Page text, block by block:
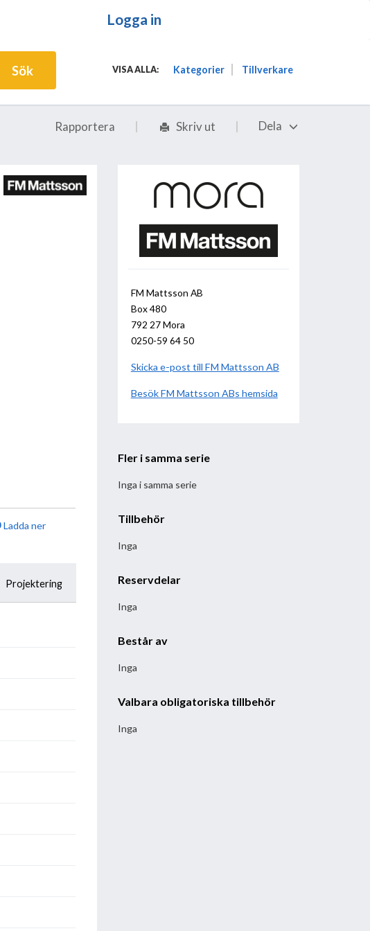
Logga in
Sök VISA ALLA: Kategorier Tillverkare
Rapportera Skriv ut Dela
Ladda ner
Projektering
FM Mattsson AB
Box 480
792 27 Mora
0250-59 64 50
Skicka e-post till FM Mattsson AB
BesökFM Mattsson AB hemsida
Fler i samma serie
Inga i samma serie
Tillbehör
Inga
Reservdelar
Inga
Består av
Inga
Valbara obligatoriska tillbehör
Inga